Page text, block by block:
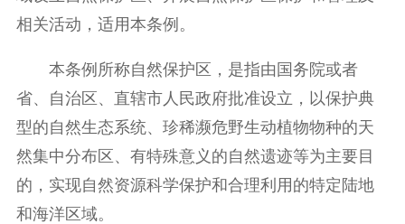
相关活动，适用本条例。
本条例所称自然保护区，是指由国务院或者
省、自治区、直辖市人民政府批准设立，以保护典
型的自然生态系统、珍稀濒危野生动植物物种的天
然集中分布区、有特殊意义的自然遗迹等为主要目
的，实现自然资源科学保护和合理利用的特定陆地
和海洋区域。